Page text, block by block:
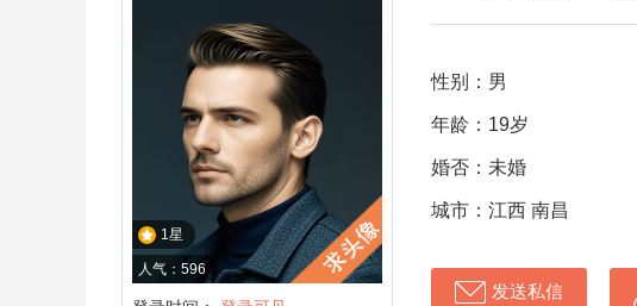
1星
人气：596
性别：男
年龄：19岁
婚否：未婚
城市：江西 南昌
发送私信